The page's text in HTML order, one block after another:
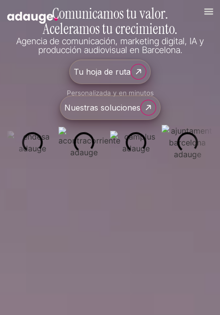
Comunicamos tu valor.
Aceleramos tu crecimiento.
Agencia de comunicación, marketing digital, IA y
producción audiovisual en Barcelona.
Tu hoja de ruta
Personalizada y en minutos
Nuestras soluciones